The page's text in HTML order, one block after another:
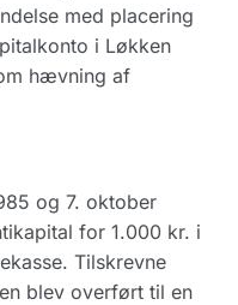
med placering
i Løkken
hævning af
og 7. oktober
for 1.000 kr. i
Tilskrevne
blev overført til en